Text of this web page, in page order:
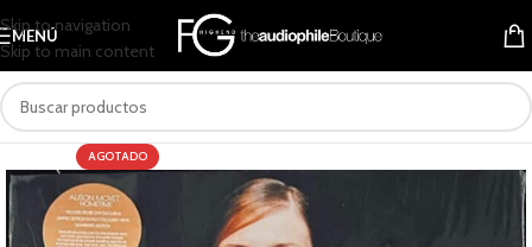
Skip to navigation
Skip to main content
MENÚ
AGOTADO